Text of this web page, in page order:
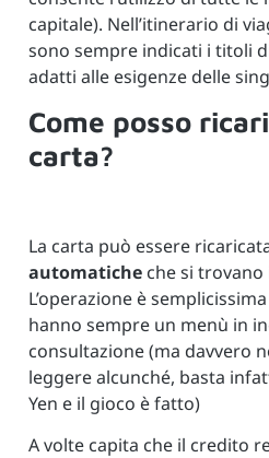
capitale). Nell’itinerario di
sono sempre indicati i titoli
adatti alle esigenze delle
Come posso
carta?
La carta può essere
automatiche che si
L’operazione è
hanno sempre un menù in
consultazione (ma davvero
leggere alcunché, basta
Yen e il gioco è fatto)
A volte capita che il credito